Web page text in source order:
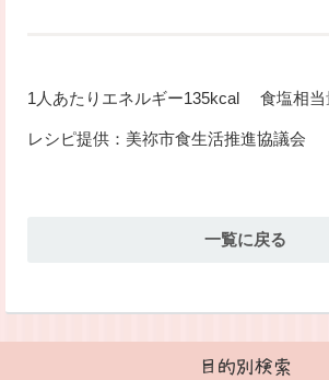
1人あたりエネルギー135kcal 食塩相当
レシピ提供：美祢市食生活推進協議会
一覧に戻る
目的別検索